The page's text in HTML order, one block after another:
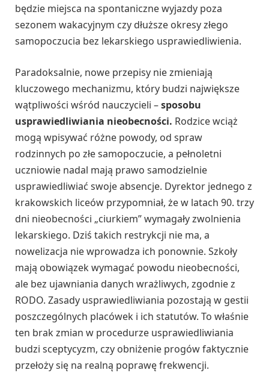
będzie miejsca na spontaniczne wyjazdy poza
sezonem wakacyjnym czy dłuższe okresy złego
samopoczucia bez lekarskiego usprawiedliwienia.
Paradoksalnie, nowe przepisy nie zmieniają
kluczowego mechanizmu, który budzi największe
wątpliwości wśród nauczycieli –sposobu
usprawiedliwiania nieobecności. Rodzice wciąż
mogą wpisywać różne powody, od spraw
rodzinnych po złe samopoczucie, a pełnoletni
uczniowie nadal mają prawo samodzielnie
usprawiedliwiać swoje absencje. Dyrektor jednego z
krakowskich liceów przypomniał, że w latach 90. trzy
dni nieobecności „ciurkiem” wymagały zwolnienia
lekarskiego. Dziś takich restrykcji nie ma, a
nowelizacja nie wprowadza ich ponownie. Szkoły
mają obowiązek wymagać powodu nieobecności,
ale bez ujawniania danych wrażliwych, zgodnie z
RODO. Zasady usprawiedliwiania pozostają w gestii
poszczególnych placówek i ich statutów. To właśnie
ten brak zmian w procedurze usprawiedliwiania
budzi sceptycyzm, czy obniżenie progów faktycznie
przełoży się na realną poprawę frekwencji.